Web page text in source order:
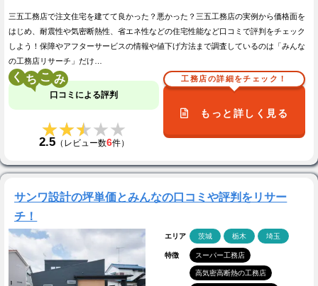
三五工務店で注文住宅を建てて良かった？悪かった？三五工務店の実例から価格面を
はじめ、耐震性や気密断熱性、省エネ性などの住宅性能など口コミで評判をチェック
しよう！保障やアフターサービスの情報や値下げ方法まで調査しているのは「みんな
の工務店リサーチ」だけ…
く こ
口コミによる評判
★★★★★
★★★★★
2.5（レビュー数6件）
工務店の詳細をチェック！
もっと詳しく見る
サンワ設計の坪単価とみんなの口コミや評判をリサー
チ！
エリア 茨城 栃木 埼玉
特徴 スーパー工務店
高気密高断熱の工務店